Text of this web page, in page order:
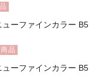
ーファインカラー B5
品
ーファインカラー B5